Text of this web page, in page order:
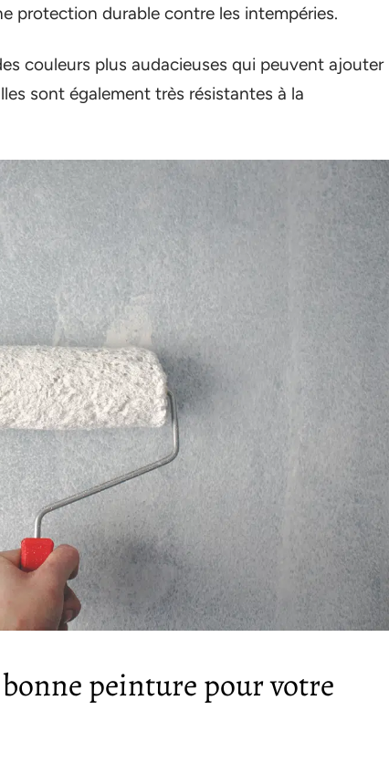
protection durable contre les intempéries.
couleurs plus audacieuses qui peuvent ajouter
sont également très résistantes à la
peinture pour votre